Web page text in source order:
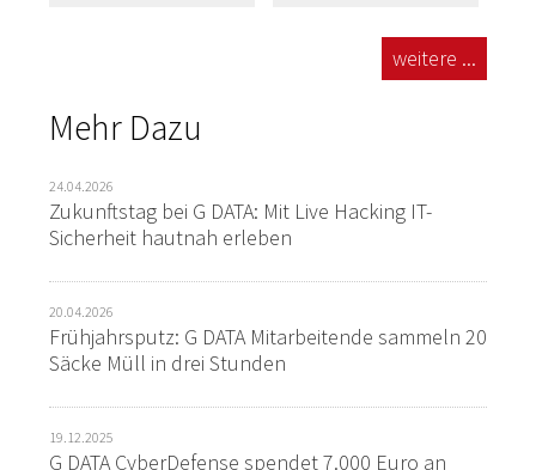
weitere ...
Mehr Dazu
24.04.2026
Zukunftstag bei G DATA: Mit Live Hacking IT-
Sicherheit hautnah erleben
20.04.2026
Frühjahrsputz: G DATA Mitarbeitende sammeln 20
Säcke Müll in drei Stunden
19.12.2025
G DATA CyberDefense spendet 7.000 Euro an